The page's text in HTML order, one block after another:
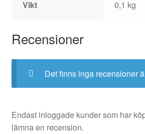
Vikt 0,1 kg
Recensioner
Det finns inga recensioner
Endast inloggade kunder som har
lämna en recension.